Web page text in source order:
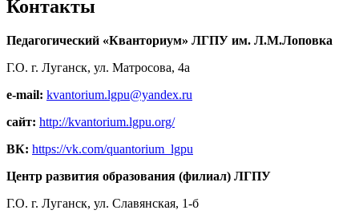
Контакты
Педагогический «Кванториум» ЛГПУ им. Л.М.Лоповка
Г.О. г. Луганск, ул. Матросова, 4а
e-mail: kvantorium.lgpu@yandex.ru
сайт: http://kvantorium.lgpu.org/
ВК: https://vk.com/quantorium_lgpu
Центр развития образования (филиал) ЛГПУ
Г.О. г. Луганск, ул. Славянская, 1-б